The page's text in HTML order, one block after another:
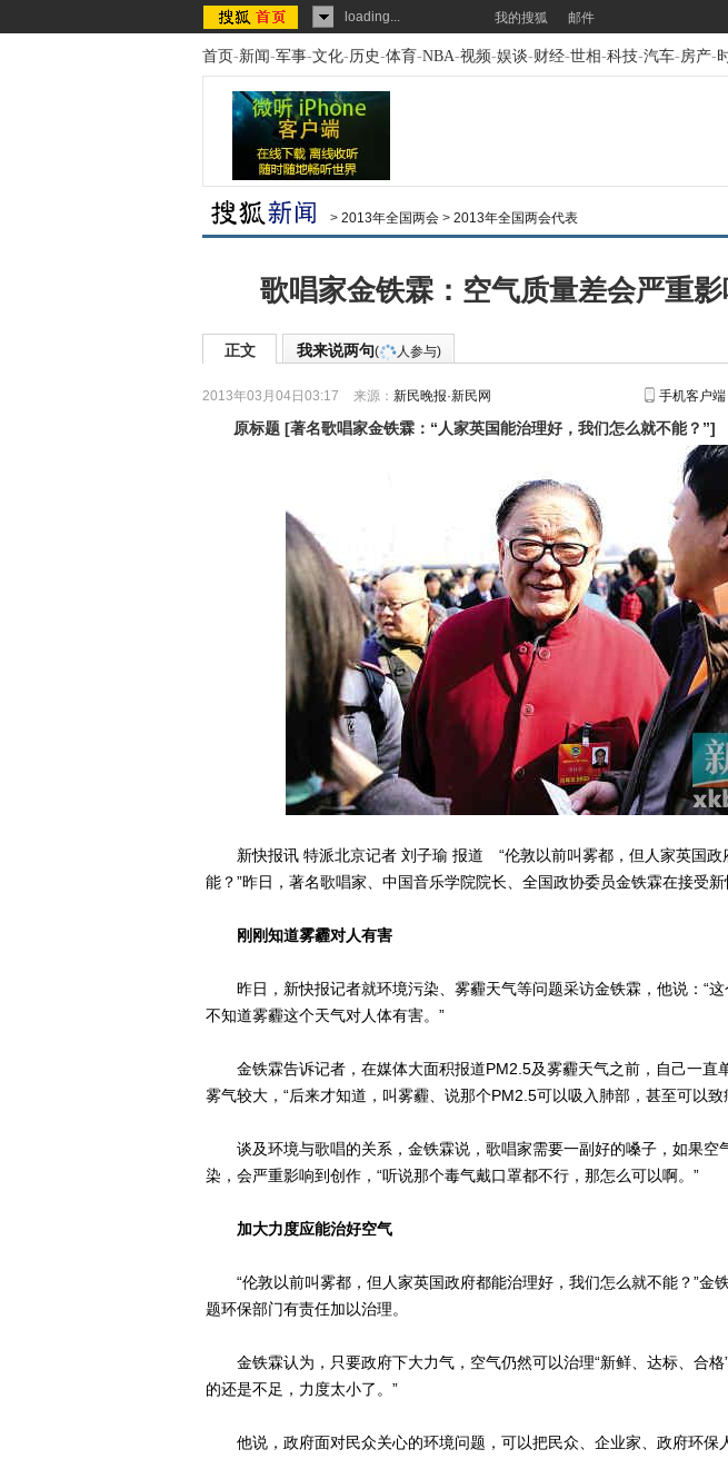
loading... 我的搜狐 邮件
首页-新闻-军事-文化-历史-体育-NBA-视频-娱谈-财经-世相-科技-汽车-房产-
> 2013年全国两会 > 2013年全国两会代表
歌唱家金铁霖：空气质量差会严重
正文 我来说两句( 人参与)
2013年03月04日03:17 来源： 新民晚报·新民网 手机客户端
原标题 [著名歌唱家金铁霖：“人家英国能治理好，我们怎么就不能？”]
新快报讯 特派北京记者 刘子瑜 报道 “伦敦以前叫雾都，但人家英国政
能？”昨日，著名歌唱家、中国音乐学院院长、全国政协委员金铁霖在接受新
刚刚知道雾霾对人有害
昨日，新快报记者就环境污染、雾霾天气等问题采访金铁霖，他说：“这
不知道雾霾这个天气对人体有害。”
金铁霖告诉记者，在媒体大面积报道PM2.5及雾霾天气之前，自己一直
雾气较大，“后来才知道，叫雾霾、说那个PM2.5可以吸入肺部，甚至可以致
谈及环境与歌唱的关系，金铁霖说，歌唱家需要一副好的嗓子，如果空
染，会严重影响到创作，“听说那个毒气戴口罩都不行，那怎么可以啊。”
加大力度应能治好空气
“伦敦以前叫雾都，但人家英国政府都能治理好，我们怎么就不能？”金
题环保部门有责任加以治理。
金铁霖认为，只要政府下大力气，空气仍然可以治理“新鲜、达标、合格
的还是不足，力度太小了。”
他说，政府面对民众关心的环境问题，可以把民众、企业家、政府环保